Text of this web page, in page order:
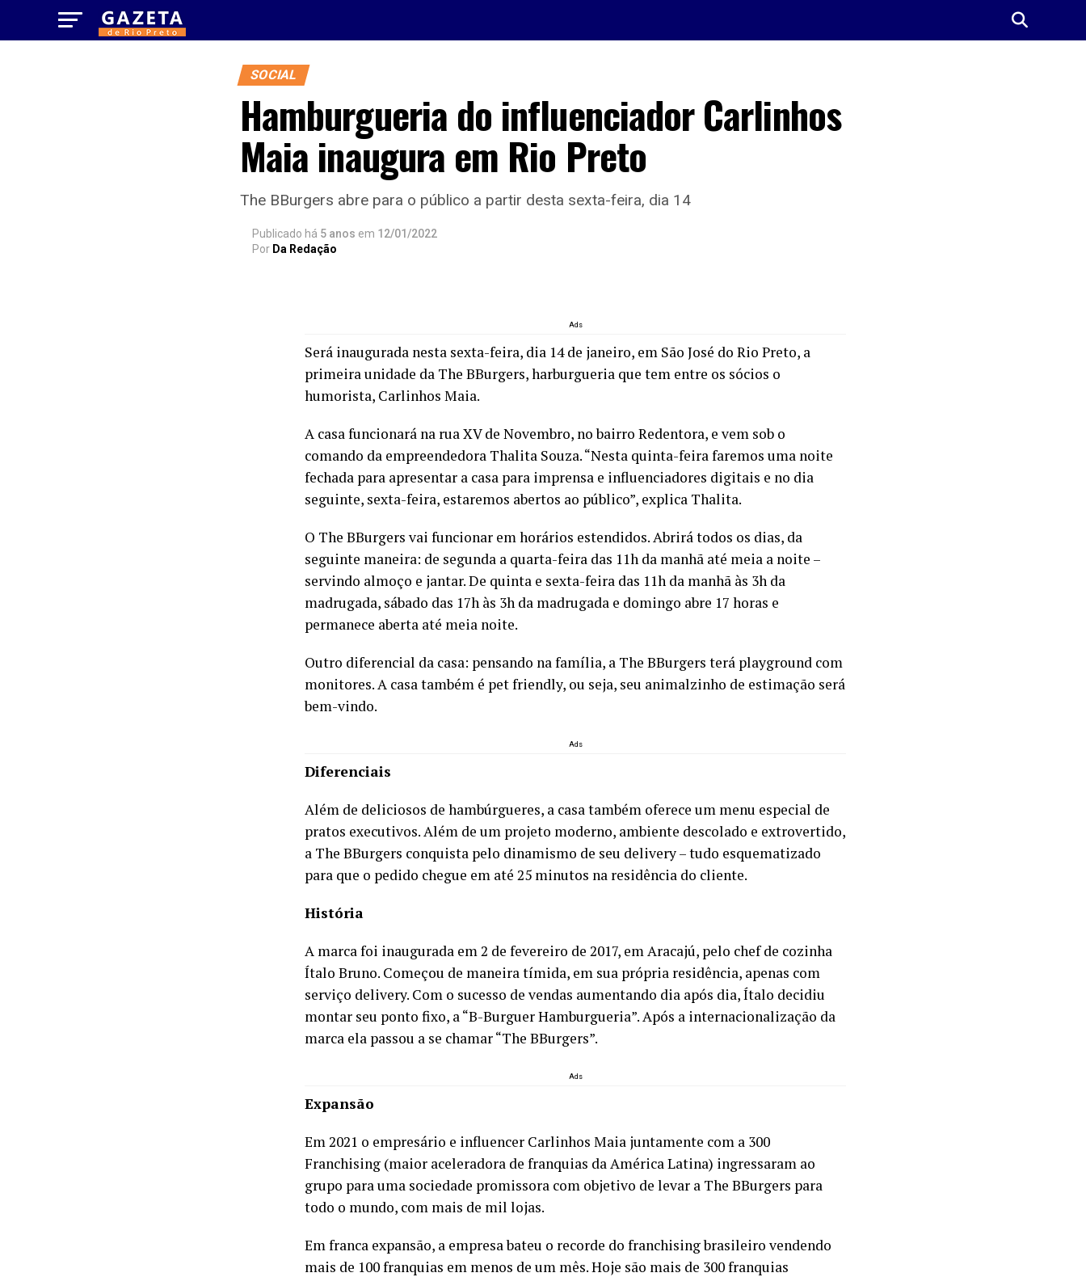
SOCIAL
Hamburgueria do influenciador Carlinhos
Maia inaugura em Rio Preto
The BBurgers abre para o público a partir desta sexta-feira, dia 14
Publicado há 5 anos em 12/01/2022
Por Da Redação
Ads
Será inaugurada nesta sexta-feira, dia 14 de janeiro, em São José do Rio Preto, a
primeira unidade da The BBurgers, harburgueria que tem entre os sócios o
humorista, Carlinhos Maia.
A casa funcionará na rua XV de Novembro, no bairro Redentora, e vem sob o
comando da empreendedora Thalita Souza. “Nesta quinta-feira faremos uma noite
fechada para apresentar a casa para imprensa e influenciadores digitais e no dia
seguinte, sexta-feira, estaremos abertos ao público”, explica Thalita.
O The BBurgers vai funcionar em horários estendidos. Abrirá todos os dias, da
seguinte maneira: de segunda a quarta-feira das 11h da manhã até meia a noite –
servindo almoço e jantar. De quinta e sexta-feira das 11h da manhã às 3h da
madrugada, sábado das 17h às 3h da madrugada e domingo abre 17 horas e
permanece aberta até meia noite.
Outro diferencial da casa: pensando na família, a The BBurgers terá playground com
monitores. A casa também é pet friendly, ou seja, seu animalzinho de estimação será
bem-vindo.
Ads
Diferenciais
Além de deliciosos de hambúrgueres, a casa também oferece um menu especial de
pratos executivos. Além de um projeto moderno, ambiente descolado e extrovertido,
a The BBurgers conquista pelo dinamismo de seu delivery – tudo esquematizado
para que o pedido chegue em até 25 minutos na residência do cliente.
História
A marca foi inaugurada em 2 de fevereiro de 2017, em Aracajú, pelo chef de cozinha
Ítalo Bruno. Começou de maneira tímida, em sua própria residência, apenas com
serviço delivery. Com o sucesso de vendas aumentando dia após dia, Ítalo decidiu
montar seu ponto fixo, a “B-Burguer Hamburgueria”. Após a internacionalização da
marca ela passou a se chamar “The BBurgers”.
Ads
Expansão
Em 2021 o empresário e influencer Carlinhos Maia juntamente com a 300
Franchising (maior aceleradora de franquias da América Latina) ingressaram ao
grupo para uma sociedade promissora com objetivo de levar a The BBurgers para
todo o mundo, com mais de mil lojas.
Em franca expansão, a empresa bateu o recorde do franchising brasileiro vendendo
mais de 100 franquias em menos de um mês. Hoje são mais de 300 franquias